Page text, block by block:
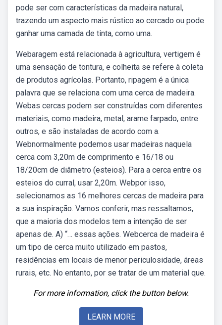
pode ser com características da madeira natural,
trazendo um aspecto mais rústico ao cercado ou pode
ganhar uma camada de tinta, como uma.
Webaragem está relacionada à agricultura, vertigem é
uma sensação de tontura, e colheita se refere à coleta
de produtos agrícolas. Portanto, ripagem é a única
palavra que se relaciona com uma cerca de madeira.
Webas cercas podem ser construídas com diferentes
materiais, como madeira, metal, arame farpado, entre
outros, e são instaladas de acordo com a.
Webnormalmente podemos usar madeiras naquela
cerca com 3,20m de comprimento e 16/18 ou
18/20cm de diâmetro (esteios). Para a cerca entre os
esteios do curral, usar 2,20m. Webpor isso,
selecionamos as 16 melhores cercas de madeira para
a sua inspiração. Vamos conferir, mas ressaltamos,
que a maioria dos modelos tem a intenção de ser
apenas de. A) “… essas ações. Webcerca de madeira é
um tipo de cerca muito utilizado em pastos,
residências em locais de menor periculosidade, áreas
rurais, etc. No entanto, por se tratar de um material que.
For more information, click the button below.
LEARN MORE